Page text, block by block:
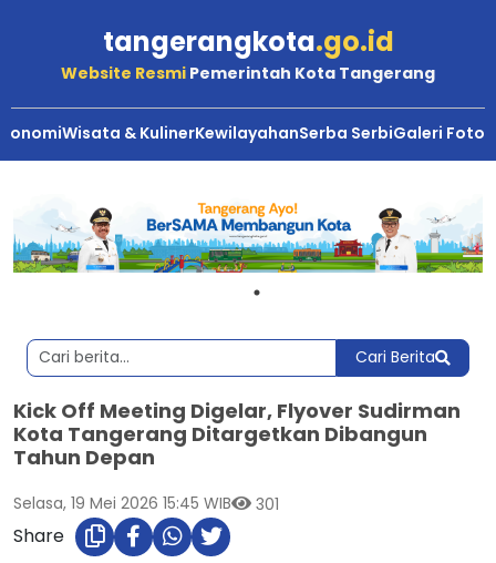
tangerangkota.go.id
Website Resmi Pemerintah Kota Tangerang
Wisata & KulinerKewilayahanSerba SerbiGaleri Foto
Cari Berita
Kick Off Meeting Digelar, Flyover Sudirman
Kota Tangerang Ditargetkan Dibangun
Tahun Depan
Selasa, 19 Mei 2026 15:45 WIB 301
Share